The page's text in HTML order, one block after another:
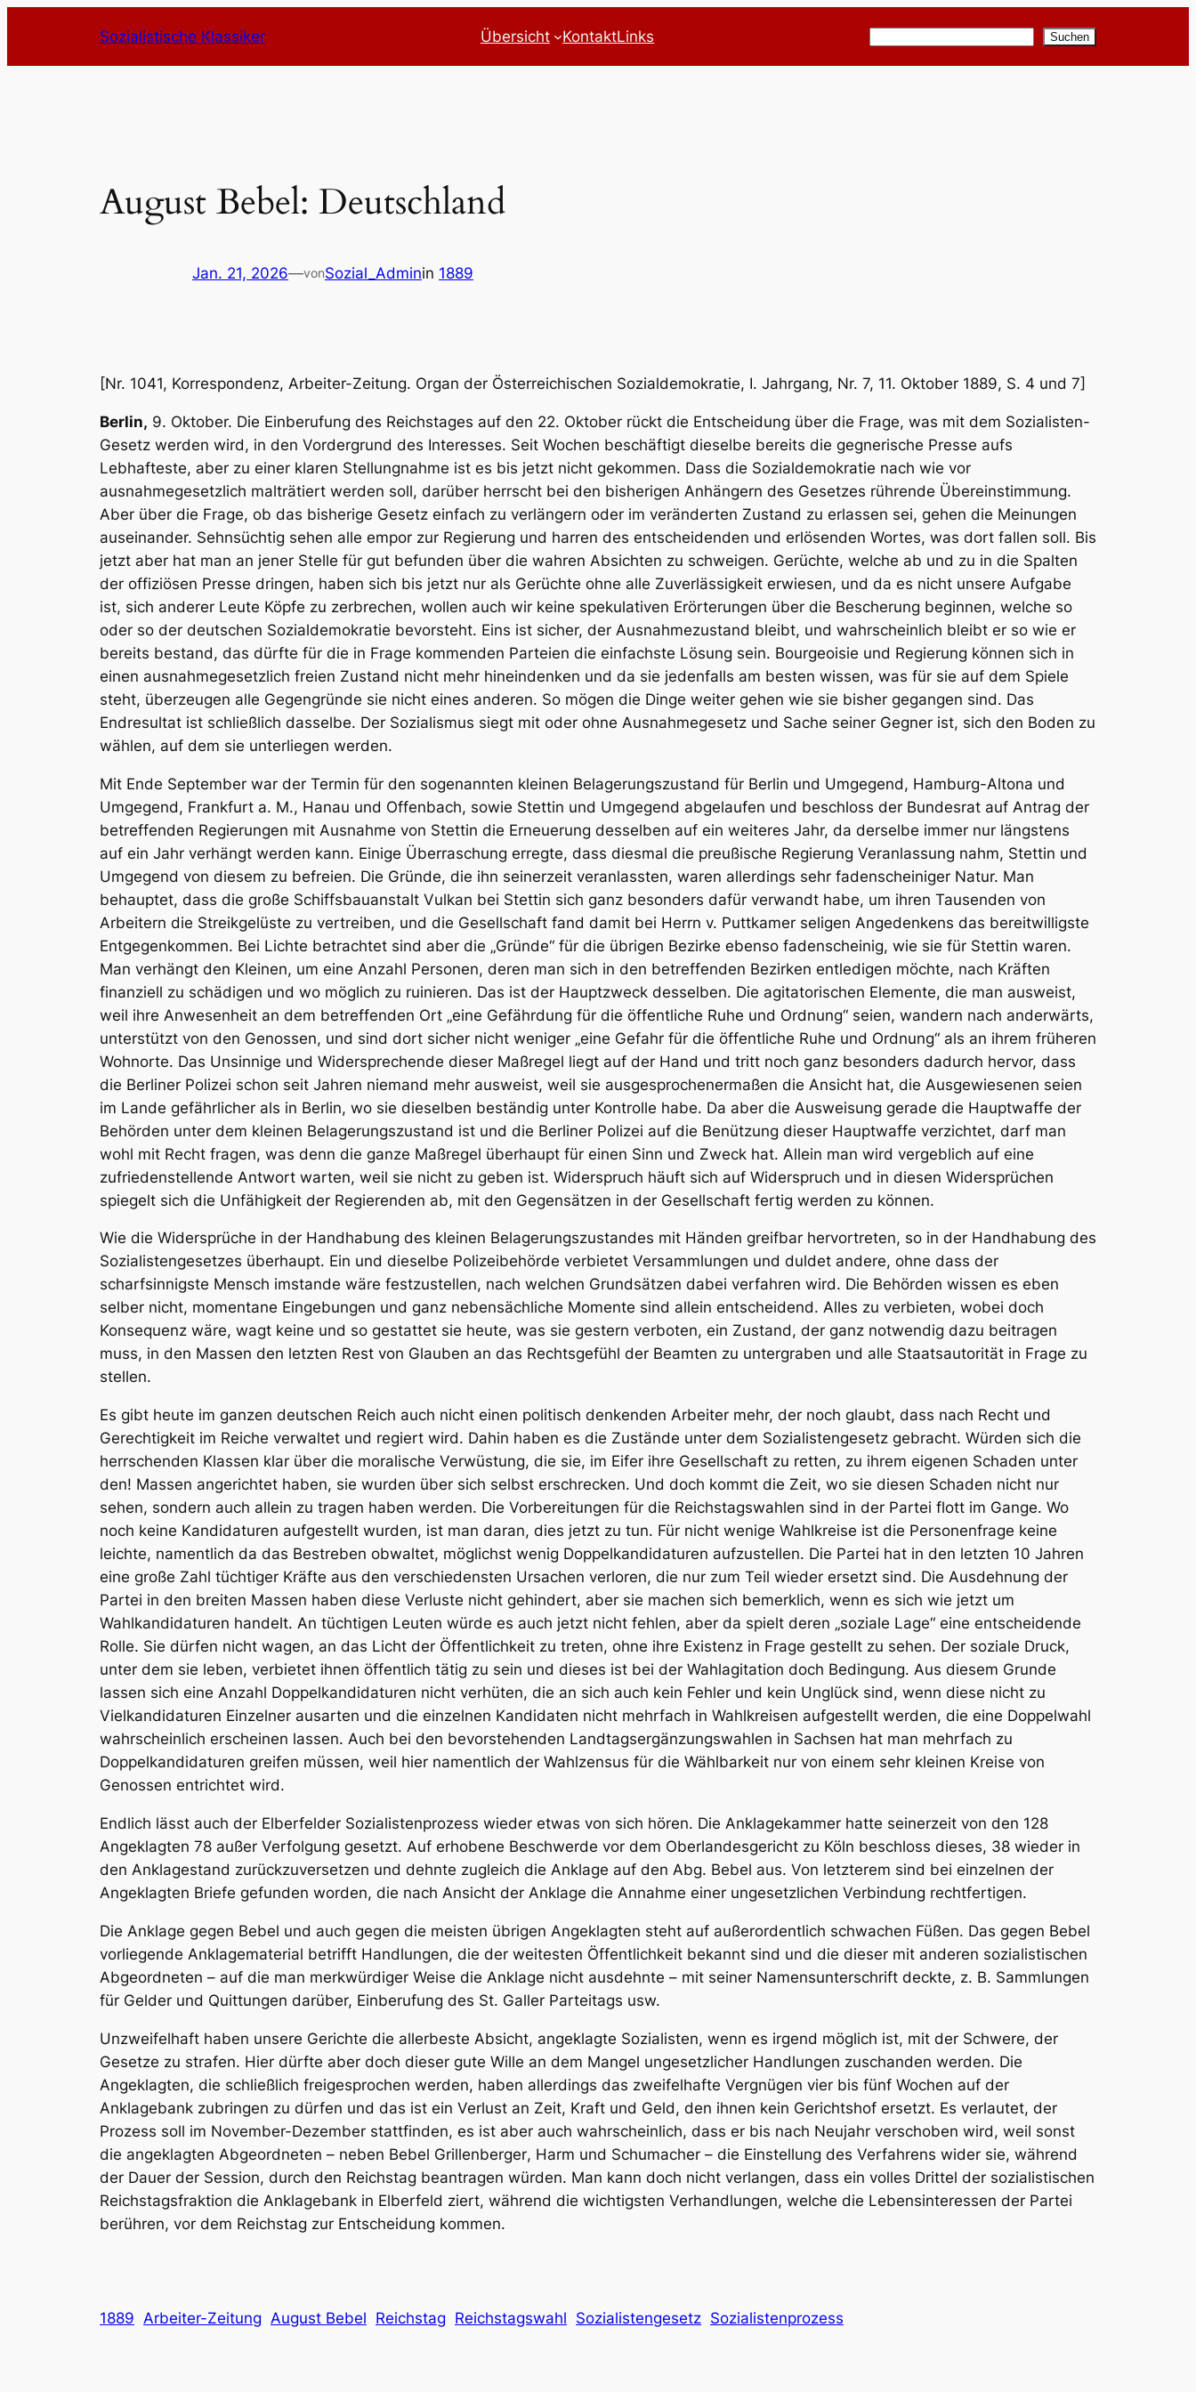
springen
Sozialistische Klassiker Übersicht KontaktLinks Suchen
August Bebel: Deutschland
Jan. 21, 2026—vonSozial_Adminin 1889
[Nr. 1041, Korrespondenz, Arbeiter-Zeitung. Organ der Österreichischen Sozialdemokratie, I. Jahrgang, Nr. 7, 11. Oktober 1889, S. 4 und 7]
Berlin, 9. Oktober. Die Einberufung des Reichstages auf den 22. Oktober rückt die Entscheidung über die Frage, was mit dem Sozialisten-
Gesetz werden wird, in den Vordergrund des Interesses. Seit Wochen beschäftigt dieselbe bereits die gegnerische Presse aufs
Lebhafteste, aber zu einer klaren Stellungnahme ist es bis jetzt nicht gekommen. Dass die Sozialdemokratie nach wie vor
ausnahmegesetzlich malträtiert werden soll, darüber herrscht bei den bisherigen Anhängern des Gesetzes rührende Übereinstimmung.
Aber über die Frage, ob das bisherige Gesetz einfach zu verlängern oder im veränderten Zustand zu erlassen sei, gehen die Meinungen
auseinander. Sehnsüchtig sehen alle empor zur Regierung und harren des entscheidenden und erlösenden Wortes, was dort fallen soll. Bis
jetzt aber hat man an jener Stelle für gut befunden über die wahren Absichten zu schweigen. Gerüchte, welche ab und zu in die Spalten
der offiziösen Presse dringen, haben sich bis jetzt nur als Gerüchte ohne alle Zuverlässigkeit erwiesen, und da es nicht unsere Aufgabe
ist, sich anderer Leute Köpfe zu zerbrechen, wollen auch wir keine spekulativen Erörterungen über die Bescherung beginnen, welche so
oder so der deutschen Sozialdemokratie bevorsteht. Eins ist sicher, der Ausnahmezustand bleibt, und wahrscheinlich bleibt er so wie er
bereits bestand, das dürfte für die in Frage kommenden Parteien die einfachste Lösung sein. Bourgeoisie und Regierung können sich in
einen ausnahmegesetzlich freien Zustand nicht mehr hineindenken und da sie jedenfalls am besten wissen, was für sie auf dem Spiele
steht, überzeugen alle Gegengründe sie nicht eines anderen. So mögen die Dinge weiter gehen wie sie bisher gegangen sind. Das
Endresultat ist schließlich dasselbe. Der Sozialismus siegt mit oder ohne Ausnahmegesetz und Sache seiner Gegner ist, sich den Boden zu
wählen, auf dem sie unterliegen werden.
Mit Ende September war der Termin für den sogenannten kleinen Belagerungszustand für Berlin und Umgegend, Hamburg-Altona und
Umgegend, Frankfurt a. M., Hanau und Offenbach, sowie Stettin und Umgegend abgelaufen und beschloss der Bundesrat auf Antrag der
betreffenden Regierungen mit Ausnahme von Stettin die Erneuerung desselben auf ein weiteres Jahr, da derselbe immer nur längstens
auf ein Jahr verhängt werden kann. Einige Überraschung erregte, dass diesmal die preußische Regierung Veranlassung nahm, Stettin und
Umgegend von diesem zu befreien. Die Gründe, die ihn seinerzeit veranlassten, waren allerdings sehr fadenscheiniger Natur. Man
behauptet, dass die große Schiffsbauanstalt Vulkan bei Stettin sich ganz besonders dafür verwandt habe, um ihren Tausenden von
Arbeitern die Streikgelüste zu vertreiben, und die Gesellschaft fand damit bei Herrn v. Puttkamer seligen Angedenkens das bereitwilligste
Entgegenkommen. Bei Lichte betrachtet sind aber die „Gründe“ für die übrigen Bezirke ebenso fadenscheinig, wie sie für Stettin waren.
Man verhängt den Kleinen, um eine Anzahl Personen, deren man sich in den betreffenden Bezirken entledigen möchte, nach Kräften
finanziell zu schädigen und wo möglich zu ruinieren. Das ist der Hauptzweck desselben. Die agitatorischen Elemente, die man ausweist,
weil ihre Anwesenheit an dem betreffenden Ort „eine Gefährdung für die öffentliche Ruhe und Ordnung“ seien, wandern nach anderwärts,
unterstützt von den Genossen, und sind dort sicher nicht weniger „eine Gefahr für die öffentliche Ruhe und Ordnung“ als an ihrem früheren
Wohnorte. Das Unsinnige und Widersprechende dieser Maßregel liegt auf der Hand und tritt noch ganz besonders dadurch hervor, dass
die Berliner Polizei schon seit Jahren niemand mehr ausweist, weil sie ausgesprochenermaßen die Ansicht hat, die Ausgewiesenen seien
im Lande gefährlicher als in Berlin, wo sie dieselben beständig unter Kontrolle habe. Da aber die Ausweisung gerade die Hauptwaffe der
Behörden unter dem kleinen Belagerungszustand ist und die Berliner Polizei auf die Benützung dieser Hauptwaffe verzichtet, darf man
wohl mit Recht fragen, was denn die ganze Maßregel überhaupt für einen Sinn und Zweck hat. Allein man wird vergeblich auf eine
zufriedenstellende Antwort warten, weil sie nicht zu geben ist. Widerspruch häuft sich auf Widerspruch und in diesen Widersprüchen
spiegelt sich die Unfähigkeit der Regierenden ab, mit den Gegensätzen in der Gesellschaft fertig werden zu können.
Wie die Widersprüche in der Handhabung des kleinen Belagerungszustandes mit Händen greifbar hervortreten, so in der Handhabung des
Sozialistengesetzes überhaupt. Ein und dieselbe Polizeibehörde verbietet Versammlungen und duldet andere, ohne dass der
scharfsinnigste Mensch imstande wäre festzustellen, nach welchen Grundsätzen dabei verfahren wird. Die Behörden wissen es eben
selber nicht, momentane Eingebungen und ganz nebensächliche Momente sind allein entscheidend. Alles zu verbieten, wobei doch
Konsequenz wäre, wagt keine und so gestattet sie heute, was sie gestern verboten, ein Zustand, der ganz notwendig dazu beitragen
muss, in den Massen den letzten Rest von Glauben an das Rechtsgefühl der Beamten zu untergraben und alle Staatsautorität in Frage zu
stellen.
Es gibt heute im ganzen deutschen Reich auch nicht einen politisch denkenden Arbeiter mehr, der noch glaubt, dass nach Recht und
Gerechtigkeit im Reiche verwaltet und regiert wird. Dahin haben es die Zustände unter dem Sozialistengesetz gebracht. Würden sich die
herrschenden Klassen klar über die moralische Verwüstung, die sie, im Eifer ihre Gesellschaft zu retten, zu ihrem eigenen Schaden unter
den! Massen angerichtet haben, sie wurden über sich selbst erschrecken. Und doch kommt die Zeit, wo sie diesen Schaden nicht nur
sehen, sondern auch allein zu tragen haben werden. Die Vorbereitungen für die Reichstagswahlen sind in der Partei flott im Gange. Wo
noch keine Kandidaturen aufgestellt wurden, ist man daran, dies jetzt zu tun. Für nicht wenige Wahlkreise ist die Personenfrage keine
leichte, namentlich da das Bestreben obwaltet, möglichst wenig Doppelkandidaturen aufzustellen. Die Partei hat in den letzten 10 Jahren
eine große Zahl tüchtiger Kräfte aus den verschiedensten Ursachen verloren, die nur zum Teil wieder ersetzt sind. Die Ausdehnung der
Partei in den breiten Massen haben diese Verluste nicht gehindert, aber sie machen sich bemerklich, wenn es sich wie jetzt um
Wahlkandidaturen handelt. An tüchtigen Leuten würde es auch jetzt nicht fehlen, aber da spielt deren „soziale Lage“ eine entscheidende
Rolle. Sie dürfen nicht wagen, an das Licht der Öffentlichkeit zu treten, ohne ihre Existenz in Frage gestellt zu sehen. Der soziale Druck,
unter dem sie leben, verbietet ihnen öffentlich tätig zu sein und dieses ist bei der Wahlagitation doch Bedingung. Aus diesem Grunde
lassen sich eine Anzahl Doppelkandidaturen nicht verhüten, die an sich auch kein Fehler und kein Unglück sind, wenn diese nicht zu
Vielkandidaturen Einzelner ausarten und die einzelnen Kandidaten nicht mehrfach in Wahlkreisen aufgestellt werden, die eine Doppelwahl
wahrscheinlich erscheinen lassen. Auch bei den bevorstehenden Landtagsergänzungswahlen in Sachsen hat man mehrfach zu
Doppelkandidaturen greifen müssen, weil hier namentlich der Wahlzensus für die Wählbarkeit nur von einem sehr kleinen Kreise von
Genossen entrichtet wird.
Endlich lässt auch der Elberfelder Sozialistenprozess wieder etwas von sich hören. Die Anklagekammer hatte seinerzeit von den 128
Angeklagten 78 außer Verfolgung gesetzt. Auf erhobene Beschwerde vor dem Oberlandesgericht zu Köln beschloss dieses, 38 wieder in
den Anklagestand zurückzuversetzen und dehnte zugleich die Anklage auf den Abg. Bebel aus. Von letzterem sind bei einzelnen der
Angeklagten Briefe gefunden worden, die nach Ansicht der Anklage die Annahme einer ungesetzlichen Verbindung rechtfertigen.
Die Anklage gegen Bebel und auch gegen die meisten übrigen Angeklagten steht auf außerordentlich schwachen Füßen. Das gegen Bebel
vorliegende Anklagematerial betrifft Handlungen, die der weitesten Öffentlichkeit bekannt sind und die dieser mit anderen sozialistischen
Abgeordneten – auf die man merkwürdiger Weise die Anklage nicht ausdehnte – mit seiner Namensunterschrift deckte, z. B. Sammlungen
für Gelder und Quittungen darüber, Einberufung des St. Galler Parteitags usw.
Unzweifelhaft haben unsere Gerichte die allerbeste Absicht, angeklagte Sozialisten, wenn es irgend möglich ist, mit der Schwere, der
Gesetze zu strafen. Hier dürfte aber doch dieser gute Wille an dem Mangel ungesetzlicher Handlungen zuschanden werden. Die
Angeklagten, die schließlich freigesprochen werden, haben allerdings das zweifelhafte Vergnügen vier bis fünf Wochen auf der
Anklagebank zubringen zu dürfen und das ist ein Verlust an Zeit, Kraft und Geld, den ihnen kein Gerichtshof ersetzt. Es verlautet, der
Prozess soll im November-Dezember stattfinden, es ist aber auch wahrscheinlich, dass er bis nach Neujahr verschoben wird, weil sonst
die angeklagten Abgeordneten – neben Bebel Grillenberger, Harm und Schumacher – die Einstellung des Verfahrens wider sie, während
der Dauer der Session, durch den Reichstag beantragen würden. Man kann doch nicht verlangen, dass ein volles Drittel der sozialistischen
Reichstagsfraktion die Anklagebank in Elberfeld ziert, während die wichtigsten Verhandlungen, welche die Lebensinteressen der Partei
berühren, vor dem Reichstag zur Entscheidung kommen.
1889 Arbeiter-Zeitung August Bebel Reichstag Reichstagswahl Sozialistengesetz Sozialistenprozess